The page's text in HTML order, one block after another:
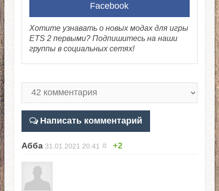
Facebook
Хотите узнавать о новых модах для игры
ETS 2 первыми? Подпишитесь на наши
группы в социальных сетях!
Написать комментарий
Абба 31.01.2021 20:41 # +2